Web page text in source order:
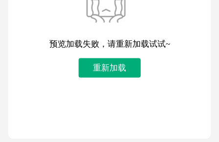
预览加载失败，请重新加载试试~
重新加载